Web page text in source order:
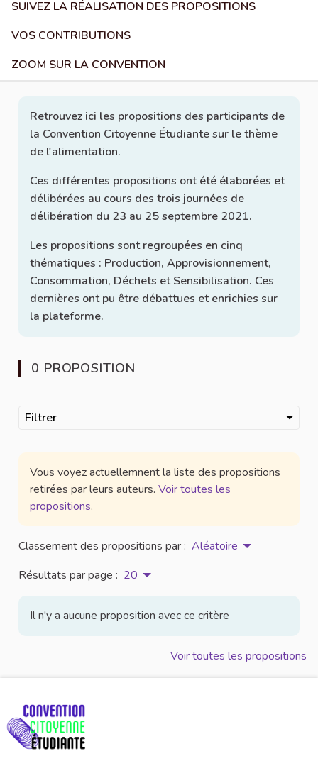
SUIVEZ LA RÉALISATION DES PROPOSITIONS
VOS CONTRIBUTIONS
ZOOM SUR LA CONVENTION
Retrouvez ici les propositions des participants de
la Convention Citoyenne Étudiante sur le thème
de l'alimentation.
Ces différentes propositions ont été élaborées et
délibérées au cours des trois journées de
délibération du 23 au 25 septembre 2021.
Les propositions sont regroupées en cinq
thématiques : Production, Approvisionnement,
Consommation, Déchets et Sensibilisation. Ces
dernières ont pu être débattues et enrichies sur
la plateforme.
0 PROPOSITION
Filtrer
Vous voyez actuellemnent la liste des propositions
retirées par leurs auteurs. Voir toutes les
propositions.
Classement des propositions par : Aléatoire
Résultats par page : 20
Il n'y a aucune proposition avec ce critère
Voir toutes les propositions